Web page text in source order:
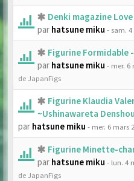
Denki magazine Love
par hatsune miku - sam. 4
Figurine Formidable
par hatsune miku - mer. 6
de JapanFigs
Figurine Klaudia
~Ushinawareta
par hatsune miku - mer. 6 mars
Figurine Minette-
par hatsune miku - lun. 4
de JapanFigs